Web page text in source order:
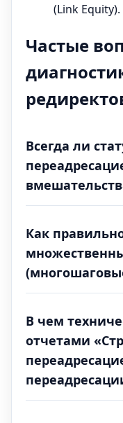
(Link Equity).
Частые
Всегда ли
Как
В чем
отчетами